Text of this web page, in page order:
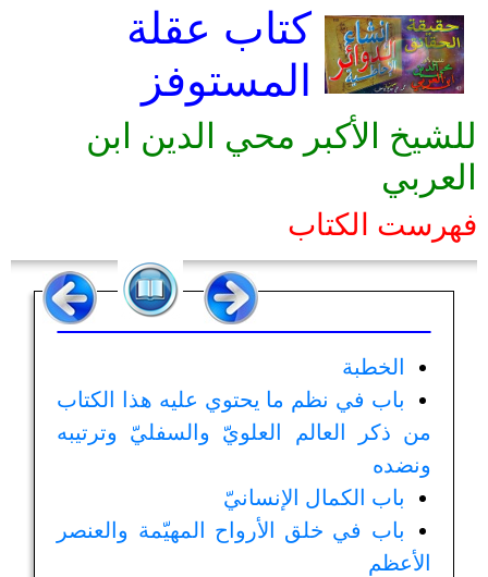
كتاب عقلة
المستوفز
للشيخ الأكبر محي الدين ابن
العربي
فهرست الكتاب
الخطبة
باب في نظم ما يحتوي عليه هذا الكتاب
من ذكر العالم العلويّ والسفليّ وترتيبه
ونضده
باب الكمال الإنسانيّ
باب في خلق الأرواح المهيّمة والعنصر
الأعظم